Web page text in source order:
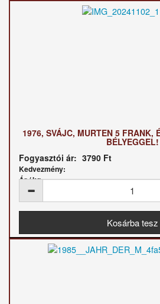
1976, SVÁJC, MURTEN 5 FRANK,
BÉLYEGGEL!
Fogyasztói ár: 3790 Ft
Kedvezmény:
Ár / kg: